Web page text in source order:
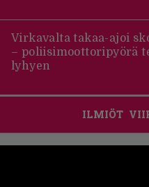
Virkavalta takaa-ajoi
– poliisimoottoripyörä
lyhyen
ILMIÖT